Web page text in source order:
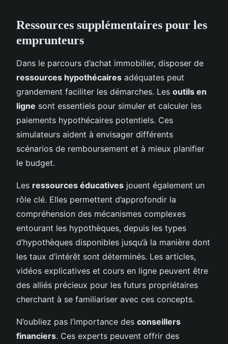
Ressources supplémentaires pour les
emprunteurs
Dans le parcours d’achat immobilier, disposer de
ressources hypothécaires adéquates peut
grandement faciliter les démarches. Les outils en
ligne sont essentiels pour simuler et calculer les
paiements hypothécaires potentiels. Ces
simulateurs aident à envisager différents
scénarios de remboursement et à mieux planifier
le budget.
Les ressources éducatives jouent également un
rôle clé. Elles permettent d’approfondir la
compréhension des mécanismes complexes
entourant les hypothèques, depuis les types
d’hypothèques disponibles jusqu’à la manière dont
les taux d’intérêt sont déterminés. Les articles,
vidéos explicatives et cours en ligne peuvent être
des alliés précieux pour les futurs propriétaires
cherchant à se familiariser avec ces concepts.
N’oubliez pas l’importance des conseillers
financiers. Ces experts peuvent offrir des